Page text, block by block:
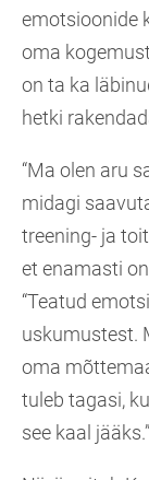
emotsioonide
oma
on ta ka
hetki
“Ma olen aru
midagi
treening- ja
et enamasti
“Teatud
uskumustest.
oma
tuleb tagasi,
see kaal jääks.”